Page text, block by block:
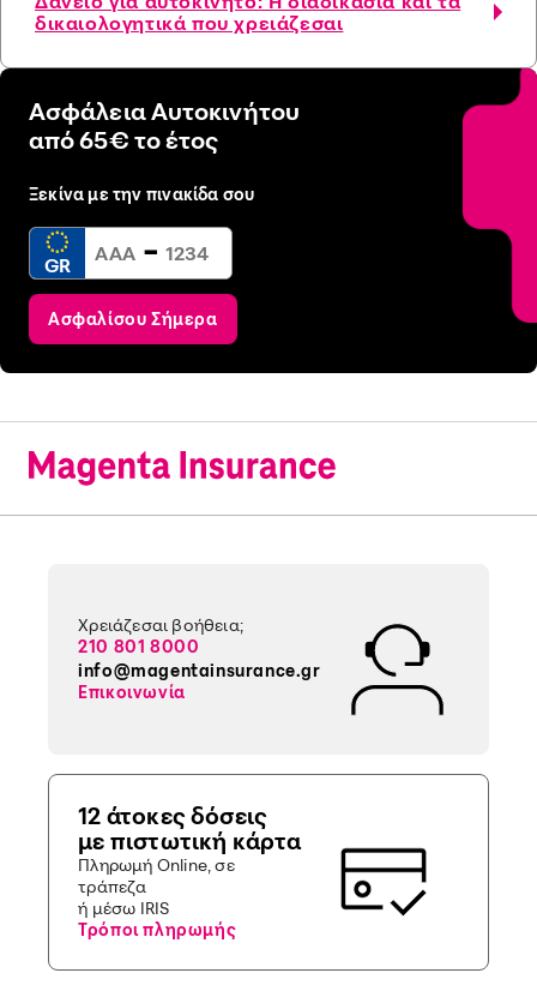
δικαιολογητικά που χρειάζεσαι
Ασφάλεια Αυτοκινήτου
από 65€ το έτος
Ξεκίνα με την πινακίδα σου
GR -
Ασφαλίσου Σήμερα
Χρειάζεσαι βοήθεια;
210 801 8000
info@magentainsurance.gr
Επικοινωνία
12 άτοκες δόσεις
με πιστωτική κάρτα
Πληρωμή Online, σε
τράπεζα
ή μέσω IRIS
Τρόποι πληρωμής